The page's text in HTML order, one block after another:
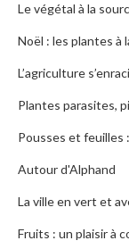
Le végétal à la
Noël : les plantes à
L’agriculture
Plantes parasites,
Pousses et feuilles
Autour d'Alphand
La ville en vert et
Fruits : un plaisir à